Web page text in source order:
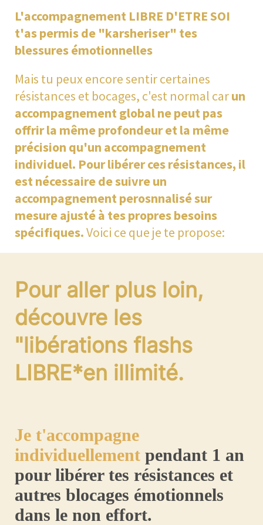
L'accompagnement LIBRE D'ETRE SOI
t'as permis de "karsheriser" tes
blessures émotionnelles
Mais tu peux encore sentir certaines
résistances et bocages, c'est normal carun
accompagnement global ne peut pas
offrir la même profondeur et la même
précision qu'un accompagnement
individuel. Pour libérer ces résistances, il
est nécessaire de suivre un
accompagnement perosnnalisé sur
mesure ajusté à tes propres besoins
spécifiques.Voici ce que je te propose:
Pour aller plus loin,
découvre les
"libérations flashs
LIBRE*en illimité.
Je t'accompagne
individuellement pendant 1 an
pour libérer tes résistances et
autres blocages émotionnels
dans le non effort.